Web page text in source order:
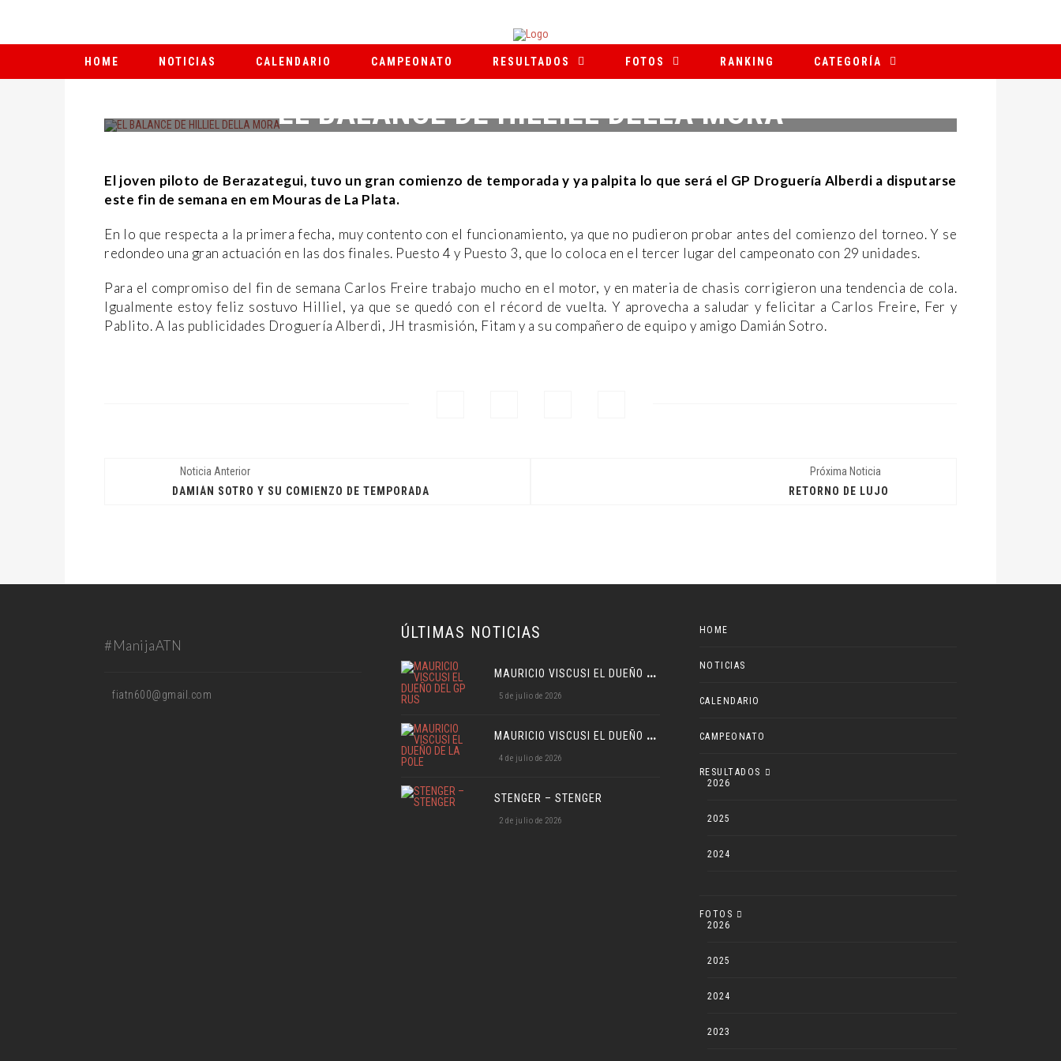
HOME NOTICIAS CALENDARIO CAMPEONATO RESULTADOS FOTOS RANKING CATEGORÍA
EL BALANCE DE HILLIEL DELLA MORA
El joven piloto de Berazategui, tuvo un gran comienzo de temporada y ya palpita lo que será el GP Droguería Alberdi a disputarse
este fin de semana en em Mouras de La Plata.
En lo que respecta a la primera fecha, muy contento con el funcionamiento, ya que no pudieron probar antes del comienzo del torneo. Y se
redondeo una gran actuación en las dos finales. Puesto 4 y Puesto 3, que lo coloca en el tercer lugar del campeonato con 29 unidades.
Para el compromiso del fin de semana Carlos Freire trabajo mucho en el motor, y en materia de chasis corrigieron una tendencia de cola.
Igualmente estoy feliz sostuvo Hilliel, ya que se quedó con el récord de vuelta. Y aprovecha a saludar y felicitar a Carlos Freire, Fer y
Pablito. A las publicidades Droguería Alberdi, JH trasmisión, Fitam y a su compañero de equipo y amigo Damián Sotro.
Noticia Anterior
DAMIÁN SOTRO Y SU COMIENZO DE TEMPORADA
Próxima Noticia
RETORNO DE LUJO
#ManijaATN
fiatn600@gmail.com
ÚLTIMAS NOTICIAS
M
AURICIO VISCUSI EL DUEÑO DEL GP RUS
5 de julio de 2026
M
AURICIO VISCUSI EL DUEÑO DE LA POLE
4 de julio de 2026
STENGER – STENGER
2 de julio de 2026
HOME
NOTICIAS
CALENDARIO
CAMPEONATO
RESULTADOS
2026
2025
2024
FOTOS
2026
2025
2024
2023